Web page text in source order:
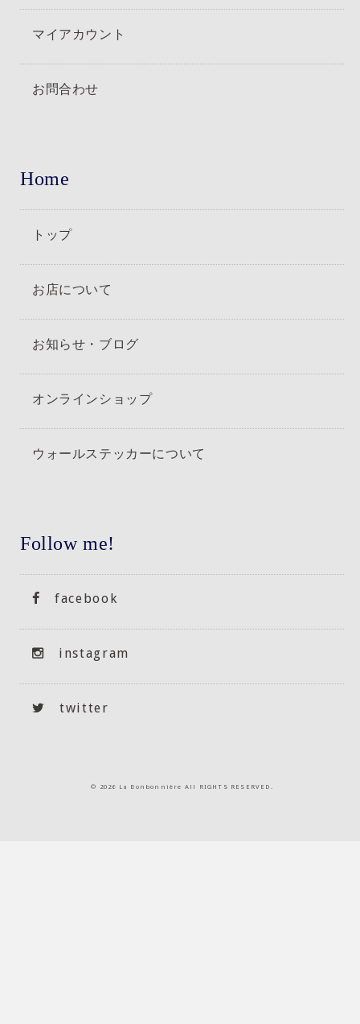
マイアカウント
お問合わせ
Home
トップ
お店について
お知らせ・ブログ
オンラインショップ
ウォールステッカーについて
Follow me!
facebook
instagram
twitter
© 2026 La Bonbonnière All RIGHTS RESERVED.